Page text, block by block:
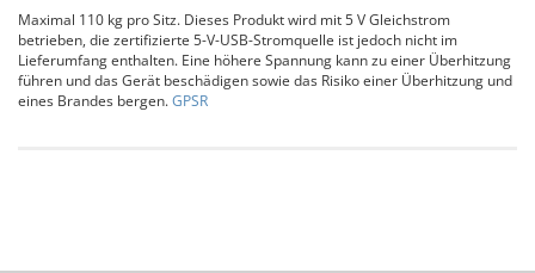
Maximal 110 kg pro Sitz. Dieses Produkt wird mit 5 V Gleichstrom
betrieben, die zertifizierte 5-V-USB-Stromquelle ist jedoch nicht im
Lieferumfang enthalten. Eine höhere Spannung kann zu einer Überhitzung
führen und das Gerät beschädigen sowie das Risiko einer Überhitzung und
eines Brandes bergen.GPSR